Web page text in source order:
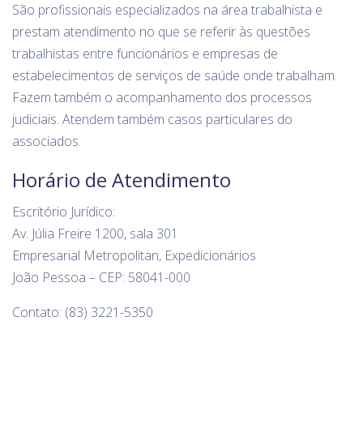
São profissionais especializados na área trabalhista e
prestam atendimento no que se referir às questões
trabalhistas entre funcionários e empresas de
estabelecimentos de serviços de saúde onde trabalham.
Fazem também o acompanhamento dos processos
judiciais. Atendem também casos particulares do
associados.
Horário de Atendimento
Escritório Jurídico:
Av. Júlia Freire 1200, sala 301
Empresarial Metropolitan, Expedicionários
João Pessoa – CEP: 58041-000
Contato: (83) 3221-5350